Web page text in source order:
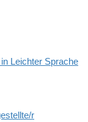
Leichter Sprache
r